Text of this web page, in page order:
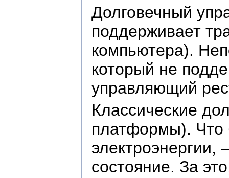
Долговечный
поддерживает
компьютера).
который не
управляющий
Классические
платформы). Что
электроэнергии,
состояние. За